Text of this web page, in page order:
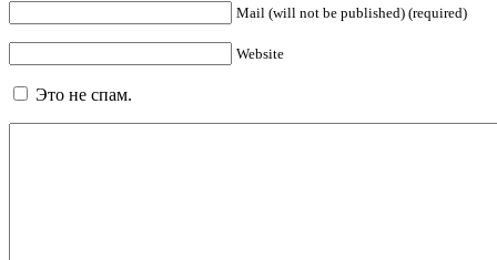
Mail (will not be published) (required)
Website
Это не спам.